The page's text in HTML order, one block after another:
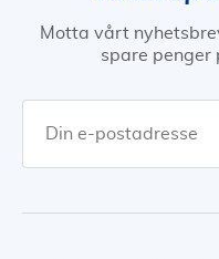
Motta vårt
spare penger